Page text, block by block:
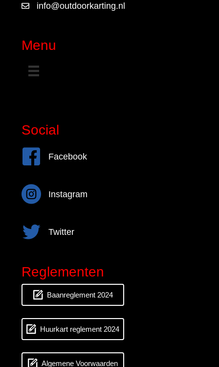
info@outdoorkarting.nl
Menu
Social
FacebookFacebook
InstagramInstagram
Twitter Twitter
Reglementen
Baanreglement 2024
Huurkart reglement 2024
Algemene Voorwaarden